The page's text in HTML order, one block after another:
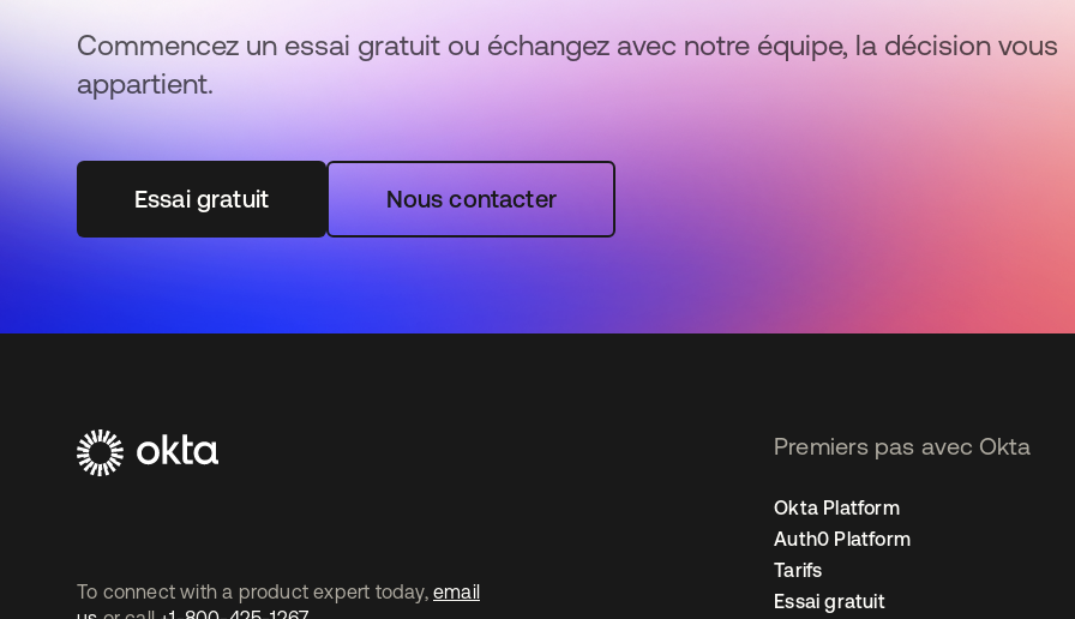
Commencez un essai gratuit ou échangez avec notre équipe, la décision vous
appartient.
Essai gratuit Nous contacter
To connect with a product expert today, email
Premiers pas avec Okta
Okta Platform
Auth0 Platform
Tarifs
Essai gratuit